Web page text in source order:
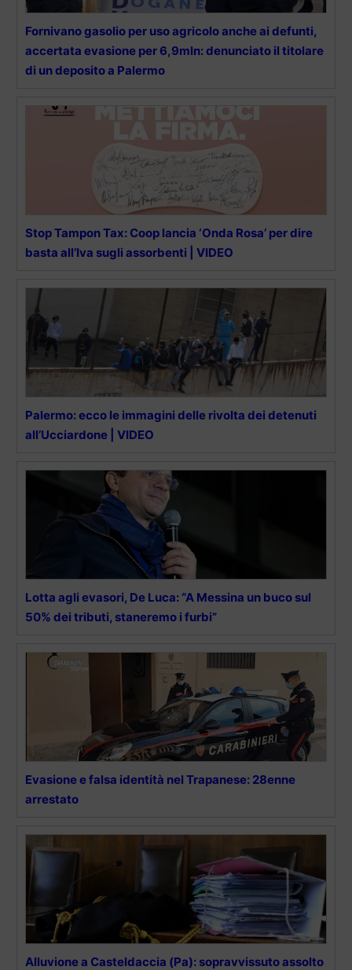
Fornivano gasolio per uso agricolo anche ai defunti,
accertata evasione per 6,9mln: denunciato il titolare
di un deposito a Palermo
Stop Tampon Tax: Coop lancia ‘Onda Rosa’ per dire
basta all’Iva sugli assorbenti | VIDEO
Palermo: ecco le immagini delle rivolta dei detenuti
all’Ucciardone | VIDEO
Lotta agli evasori, De Luca: “A Messina un buco sul
50% dei tributi, staneremo i furbi”
Evasione e falsa identità nel Trapanese: 28enne
arrestato
Alluvione a Casteldaccia (Pa): sopravvissuto assolto